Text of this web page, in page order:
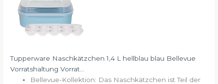
Tupperware Naschkätzchen 1,4 L hellblau blau Bellevue
Vorratshaltung Vorrat...
Bellevue-Kollektion: Das Naschkätzchen ist Teil der